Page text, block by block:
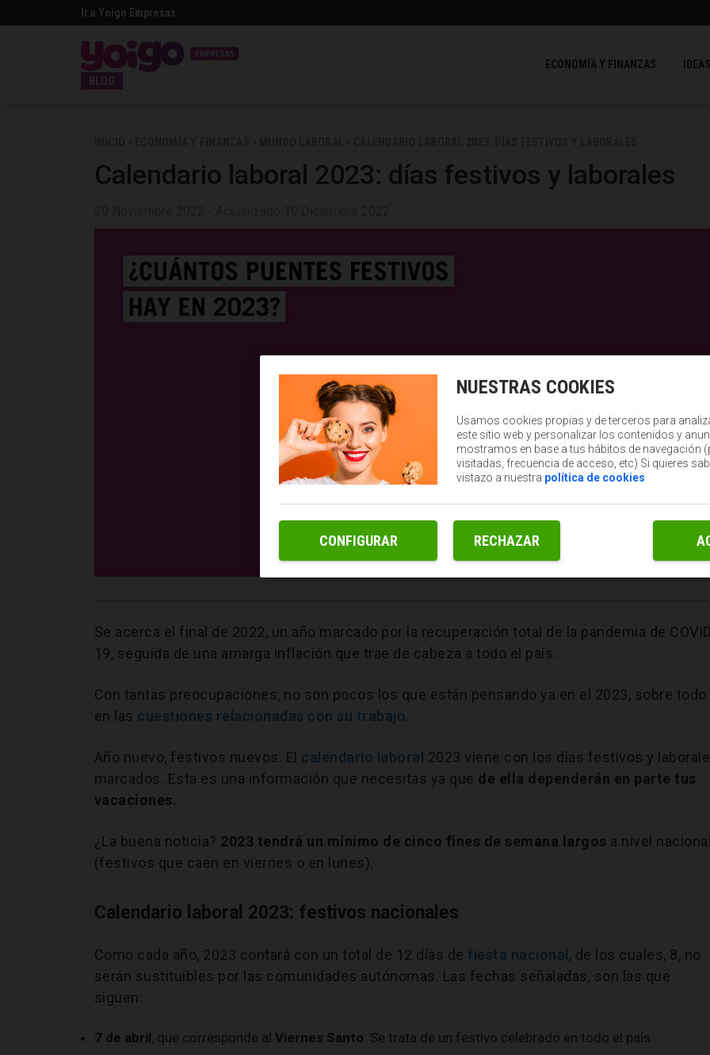
Ir a Yoigo Empresas
BLOG
ECONOMÍA Y FINANZAS
Calendario laboral 2023: días festivos y laborales
Se acerca el final de 2022, un año marcado por la recuperación total de la pandemia de
19, seguida de una amarga inflación que trae de cabeza a todo el país.
Con tantas preocupaciones, no son pocos los que están pensando ya en el 2023, sobre todo
en las cuestiones relacionadas con su trabajo.
Año nuevo, festivos nuevos. El calendario laboral 2023 viene con los días festivos y
marcados. Esta es una información que necesitas ya que de ella dependerán en parte tus
vacaciones.
¿La buena noticia? 2023 tendrá un mínimo de cinco fines de semana largos a nivel
(festivos que caen en viernes o en lunes).
Calendario laboral 2023: festivos nacionales
Como cada año, 2023 contará con un total de 12 días de fiesta nacional, de los cuales, 8, no
serán sustituibles por las comunidades autónomas. Las fechas señaladas, son las que
siguen:
7 de abril, que corresponde al Viernes Santo: Se trata de un festivo celebrado en todo el país.
NUESTRAS COOKIES
Usamos cookies propias y de terceros para
este sitio web y personalizar los contenidos y
mostramos en base a tus hábitos de navegación
visitadas, frecuencia de acceso, etc) Si quieres
vistazo a nuestra política de cookies
RECHAZAR
CONFIGURAR